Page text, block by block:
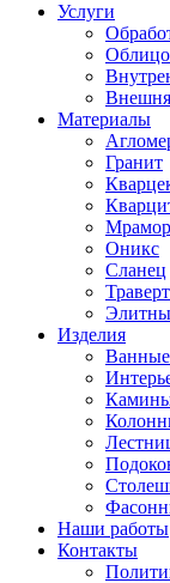
Услуги
Материалы
Гранит
Мрамор
Оникс
Сланец
Изделия
Наши работы
Контакты